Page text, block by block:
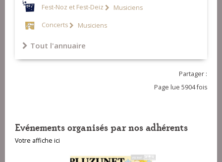
Fest-Noz et Fest-Deiz Musiciens
Concerts Musiciens
Tout l'annuaire
Partager :
Page lue 5904 fois
Evénements organisés par nos adhérents
Votre affiche ici